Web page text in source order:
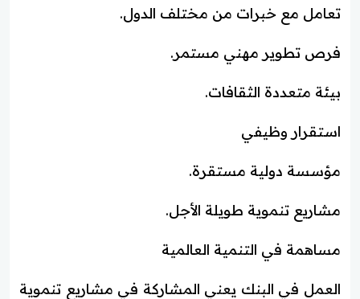
تعامل مع خبرات من مختلف الدول.
فرص تطوير مهني مستمر.
بيئة متعددة الثقافات.
استقرار وظيفي
مؤسسة دولية مستقرة.
مشاريع تنموية طويلة الأجل.
مساهمة في التنمية العالمية
العمل في البنك يعني المشاركة في مشاريع تنموية